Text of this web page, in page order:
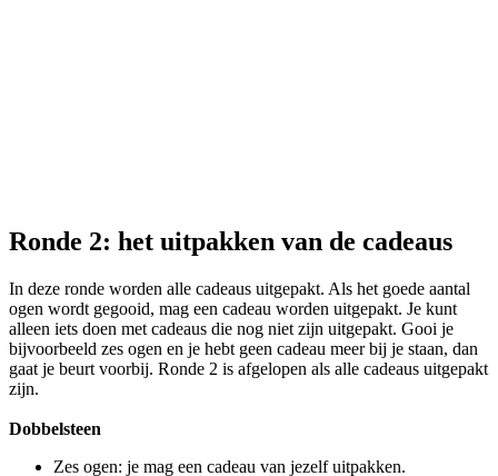
Ronde 2: het uitpakken van de cadeaus
In deze ronde worden alle cadeaus uitgepakt. Als het goede aantal
ogen wordt gegooid, mag een cadeau worden uitgepakt. Je kunt
alleen iets doen met cadeaus die nog niet zijn uitgepakt. Gooi je
bijvoorbeeld zes ogen en je hebt geen cadeau meer bij je staan, dan
gaat je beurt voorbij. Ronde 2 is afgelopen als alle cadeaus uitgepakt
zijn.
Dobbelsteen
Zes ogen: je mag een cadeau van jezelf uitpakken.